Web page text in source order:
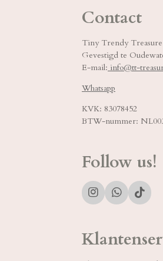
Contact
Tiny Trendy Treasure
Gevestigd te
E-mail: info@tt-
Whatsapp
KVK: 83078452
BTW-nummer:
Follow us!
I
n
W
h
s
T
i
o